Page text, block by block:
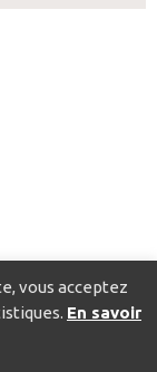
vous acceptez
En savoir